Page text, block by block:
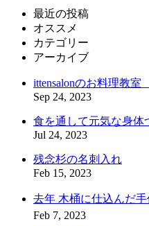
最近の投稿
オススメ
カテゴリー
アーカイブ
ittensalonのお料理教室
Sep 24, 2023
食を通して元気な身体
Jul 24, 2023
残念杉の名刺入れ
Feb 15, 2023
去年 木桶に仕込んだ
Feb 7, 2023